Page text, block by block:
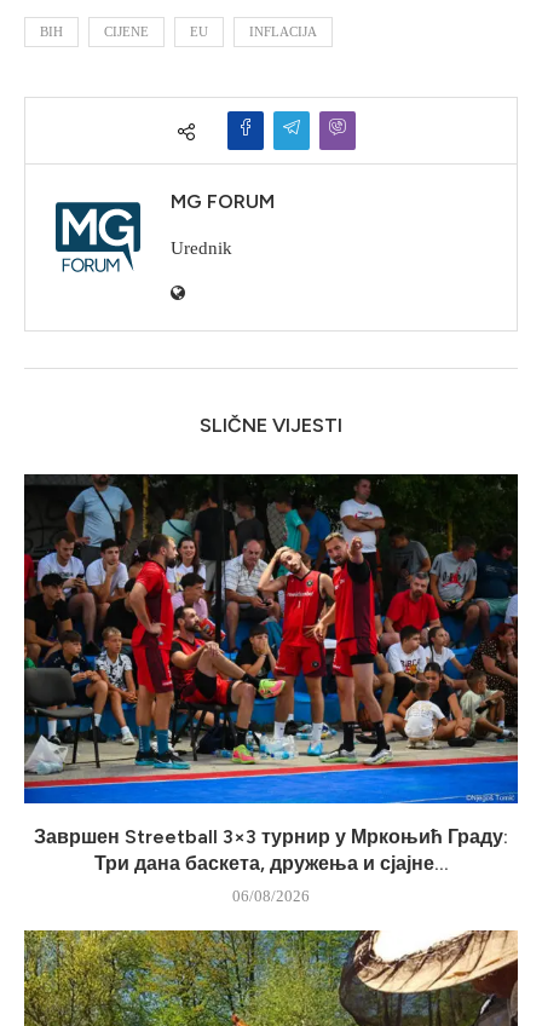
BIH CIJENE EU INFLACIJA
MG FORUM
Urednik
SLIČNE VIJESTI
Завршен Streetball 3×3 турнир у Мркоњић Граду:
Три дана баскета, дружења и сјајне...
06/08/2026